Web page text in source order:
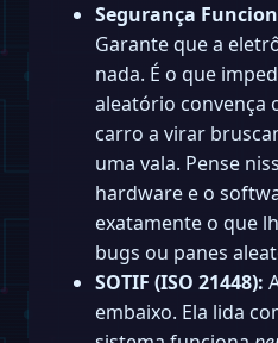
Segurança
Garante que a
nada. É o que
aleatório convença
carro a virar
uma vala. Pense
hardware e o
exatamente o que
bugs ou panes
SOTIF (ISO 21448):
embaixo. Ela lida